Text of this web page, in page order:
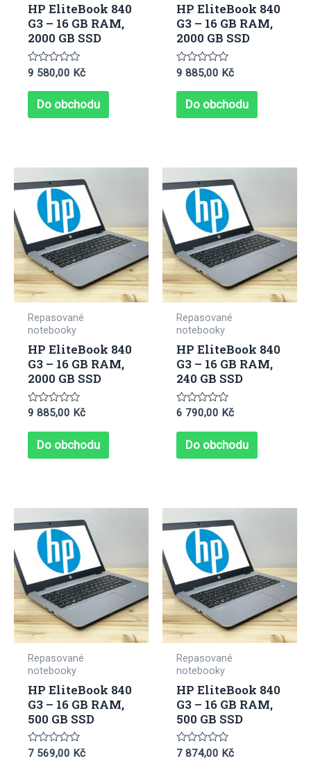
HP EliteBook 840
G3 – 16 GB RAM,
2000 GB SSD
Hodnocení
z
9 580,00 Kč
Do obchodu
HP EliteBook 840
G3 – 16 GB RAM,
2000 GB SSD
Hodnocení
z
9 885,00 Kč
Do obchodu
Repasované
notebooky
HP EliteBook 840
G3 – 16 GB RAM,
2000 GB SSD
Hodnocení
z
9 885,00 Kč
Do obchodu
Repasované
notebooky
HP EliteBook 840
G3 – 16 GB RAM,
240 GB SSD
Hodnocení
z
6 790,00 Kč
Do obchodu
Repasované
notebooky
HP EliteBook 840
G3 – 16 GB RAM,
500 GB SSD
Hodnocení
7 569,00 Kč
Repasované
notebooky
HP EliteBook 840
G3 – 16 GB RAM,
500 GB SSD
Hodnocení
7 874,00 Kč